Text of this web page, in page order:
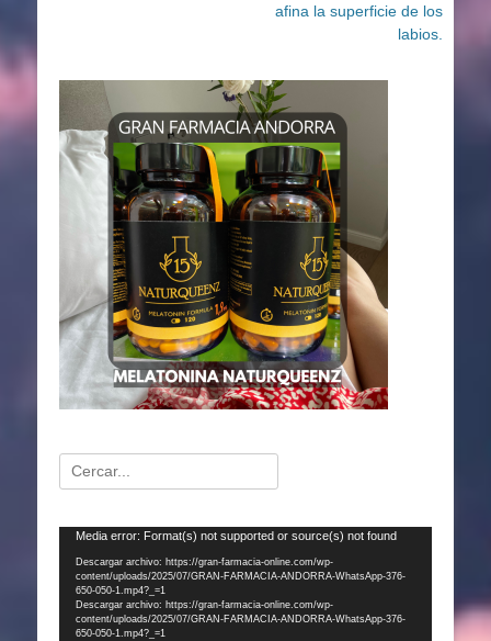
afina la superficie de los
labios.
Buscar:
Reproductor
vídeo
Media error: Format(s) not supported or source(s) not found
Descargar archivo: https://gran-farmacia-online.com/wp-
content/uploads/2025/07/GRAN-FARMACIA-ANDORRA-WhatsApp-376-
650-050-1.mp4?_=1
Descargar archivo: https://gran-farmacia-online.com/wp-
content/uploads/2025/07/GRAN-FARMACIA-ANDORRA-WhatsApp-376-
650-050-1.mp4?_=1